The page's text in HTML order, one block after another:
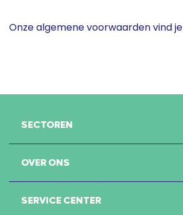
Onze algemene voorwaarden vind je
SECTOREN
OVER ONS
SERVICE CENTER